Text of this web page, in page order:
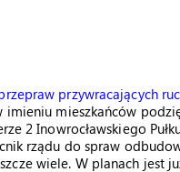
przywracających
imieniu mieszkańców
2 Inowrocławskiego
rządu do spraw
wiele. W planach jest